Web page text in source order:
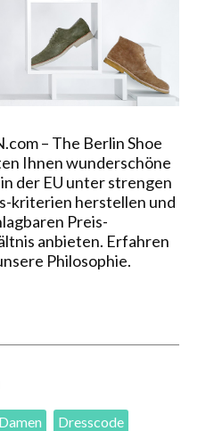
– The Berlin Shoe
Ihnen wunderschöne
der EU unter strengen
kriterien herstellen und
Preis-
anbieten. Erfahren
Philosophie.
Damen
Dresscode